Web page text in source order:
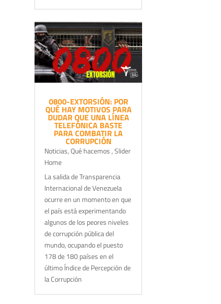
0800-EXTORSIÓN: POR
QUÉ HAY MOTIVOS PARA
DUDAR QUE UNA LÍNEA
TELEFÓNICA BASTE
PARA COMBATIR LA
CORRUPCIÓN
Noticias,Qué hacemos ,Slider
Home
La salida de Transparencia
Internacional de Venezuela
ocurre en un momento en que
el país está experimentando
algunos de los peores niveles
de corrupción pública del
mundo, ocupando el puesto
178 de 180 países en el
último Índice de Percepción de
la Corrupción